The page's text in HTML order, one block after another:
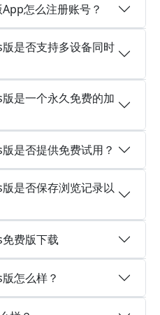
怎么注册账号？
是否支持多设备同时
是一个永久免费的加
是否提供免费试用？
是否保存浏览记录以
费版下载
怎么样？